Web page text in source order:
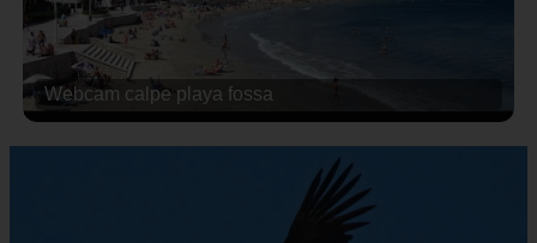
Webcam calpe playa fossa